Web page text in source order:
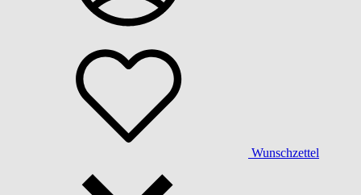
Wunschzettel